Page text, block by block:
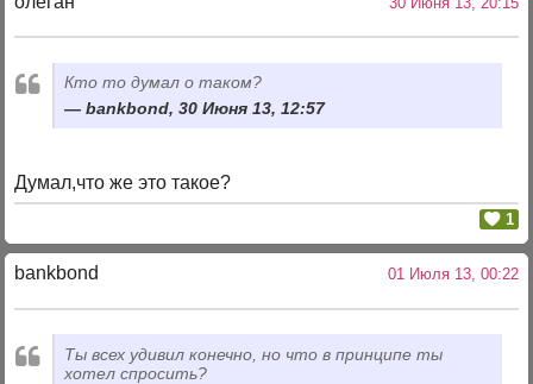
Кто то думал о таком?
bankbond, 30 Июня 13, 12:57
Думал,что же это такое?
1
bankbond 01 Июля 13, 00:22
Ты всех удивил конечно, но что в принципе ты
хотел спросить?